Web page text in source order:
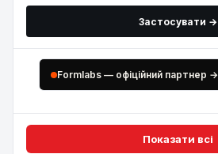
Застосувати →
Formlabs — офіційний партнер →
Показати всі